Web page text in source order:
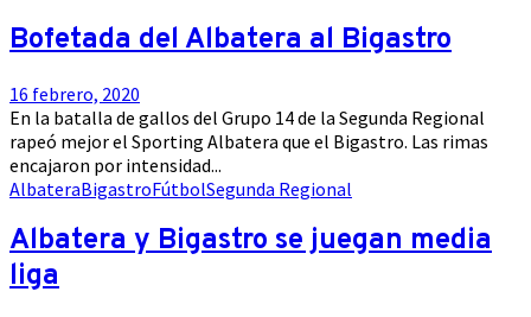
Bofetada del Albatera al Bigastro
16 febrero, 2020
En la batalla de gallos del Grupo 14 de la Segunda Regional
rapeó mejor el Sporting Albatera que el Bigastro. Las rimas
encajaron por intensidad...
AlbateraBigastroFútbolSegunda Regional
Albatera y Bigastro se juegan media
liga